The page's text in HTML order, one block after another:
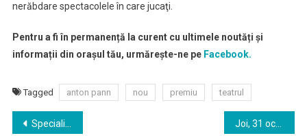
nerăbdare spectacolele în care jucaţi.
Pentru a fi în permanență la curent cu ultimele noutăți și
informații din orașul tău, urmărește-ne peFacebook.
Tagged anton pann nou premiu teatrul
Navigare
Specialişti în domeniul asistenţei sociale din Spania şi Bulgaria au apreciat la superlativ Căminul pentru Persoane Vârstnice din Ostroveni